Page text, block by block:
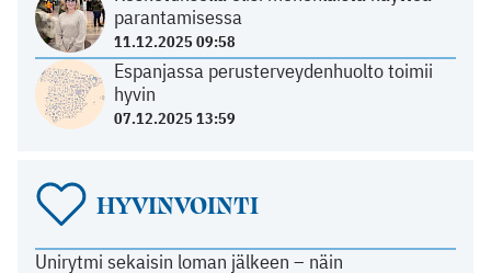
parantamisessa
11.12.2025 09:58
Espanjassa perusterveydenhuolto toimii
hyvin
07.12.2025 13:59
HYVINVOINTI
Unirytmi sekaisin loman jälkeen – näin